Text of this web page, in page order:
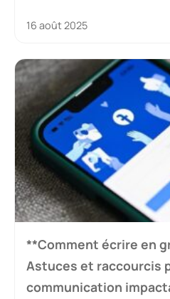
16 août 2025
**Comment écrire en
Astuces et raccourcis
communication